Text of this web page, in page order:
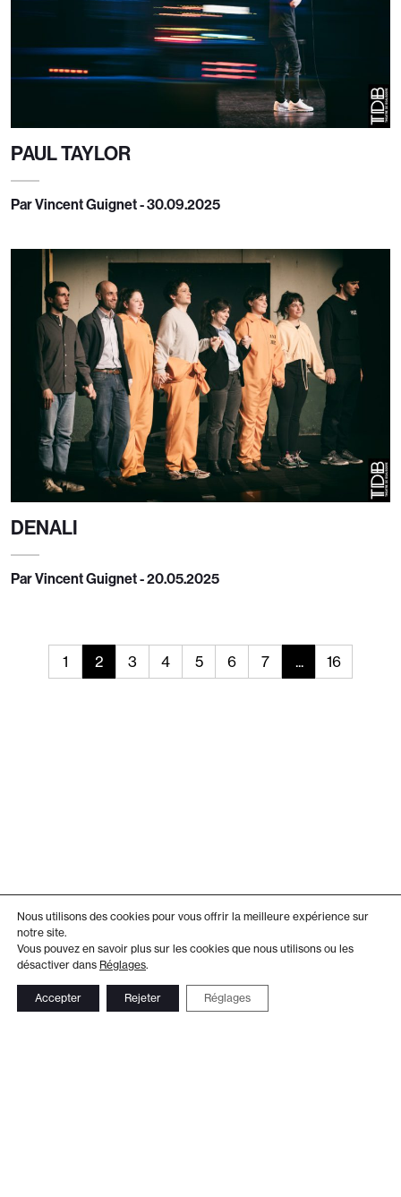
PAUL TAYLOR
Par Vincent Guignet - 30.09.2025
DENALI
Par Vincent Guignet - 20.05.2025
1 2 3 4 5 6 7 ... 16
Nous utilisons des cookies pour vous offrir la meilleure expérience sur
notre site.
Vous pouvez en savoir plus sur les cookies que nous utilisons ou les
désactiver dans Réglages.
Accepter Rejeter Réglages